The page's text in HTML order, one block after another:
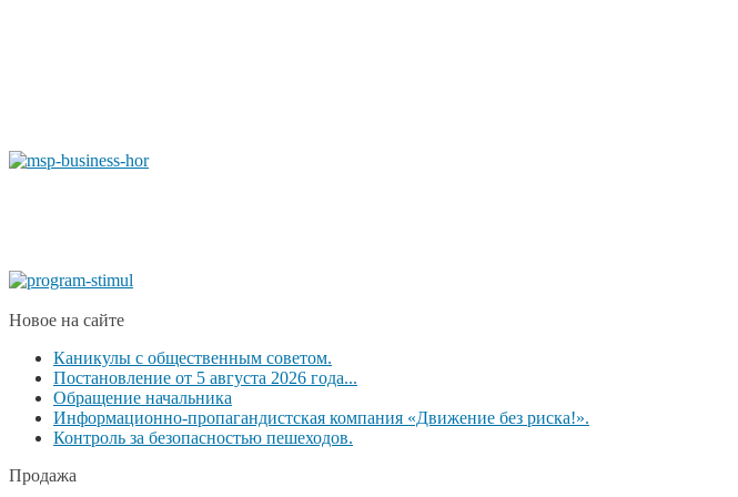
Новое на сайте
Каникулы с общественным советом.
Постановление от 5 августа 2026 года...
Обращение начальника
Информационно-пропагандистская компания «Движение без риска!».
Контроль за безопасностью пешеходов.
Продажа